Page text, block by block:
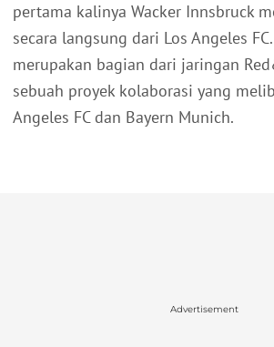
pertama kalinya Wacker Innsbruck
secara langsung dari Los Angeles
merupakan bagian dari jaringan
sebuah proyek kolaborasi yang
Angeles FC dan Bayern Munich.
Advertisement